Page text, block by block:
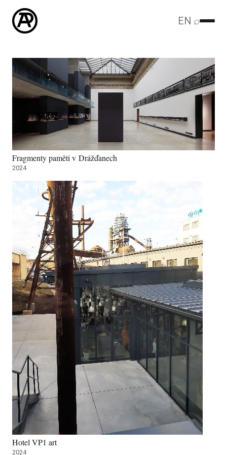
EN ⌕
Fragmenty paměti v Drážďanech
2024
Hotel VP1 art
2024